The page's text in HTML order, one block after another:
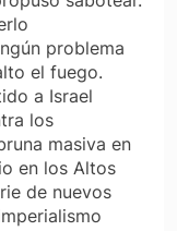
problema
el fuego.
a Israel
los
masiva en
en los Altos
de nuevos